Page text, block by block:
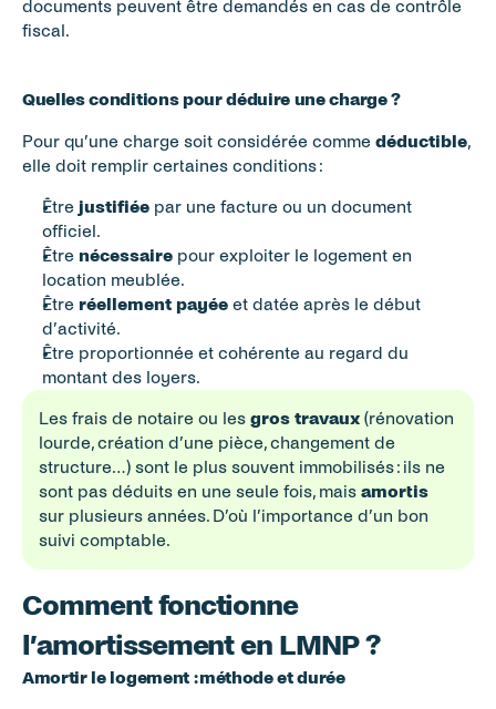
documents peuvent être demandés en cas de contrôle
fiscal.
Quelles conditions pour déduire une charge ?
Pour qu’une charge soit considérée comme déductible,
elle doit remplir certaines conditions :
Être justifiée par une facture ou un document
officiel.
Être nécessaire pour exploiter le logement en
location meublée.
Être réellement payée et datée après le début
d’activité.
Être proportionnée et cohérente au regard du
montant des loyers.
Les frais de notaire ou les gros travaux (rénovation
lourde, création d’une pièce, changement de
structure…) sont le plus souvent immobilisés : ils ne
sont pas déduits en une seule fois, mais amortis
sur plusieurs années. D’où l’importance d’un bon
suivi comptable.
Comment fonctionne
l’amortissement en LMNP ?
Amortir le logement : méthode et durée